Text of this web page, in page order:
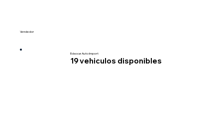
Vendedor
Edsocar Auto Import
19vehiculos disponibles